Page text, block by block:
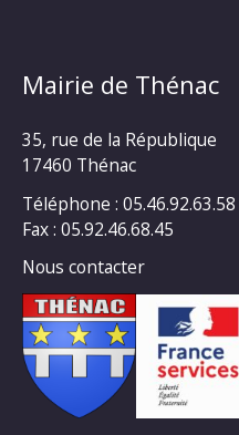
Mairie de Thénac
35, rue de la République
17460 Thénac
Téléphone : 05.46.92.63.58
Fax : 05.92.46.68.45
Nous contacter